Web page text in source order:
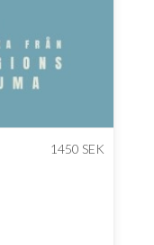
1450 SEK